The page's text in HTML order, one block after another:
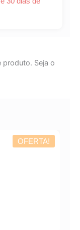
produto. Seja o
OFERTA!